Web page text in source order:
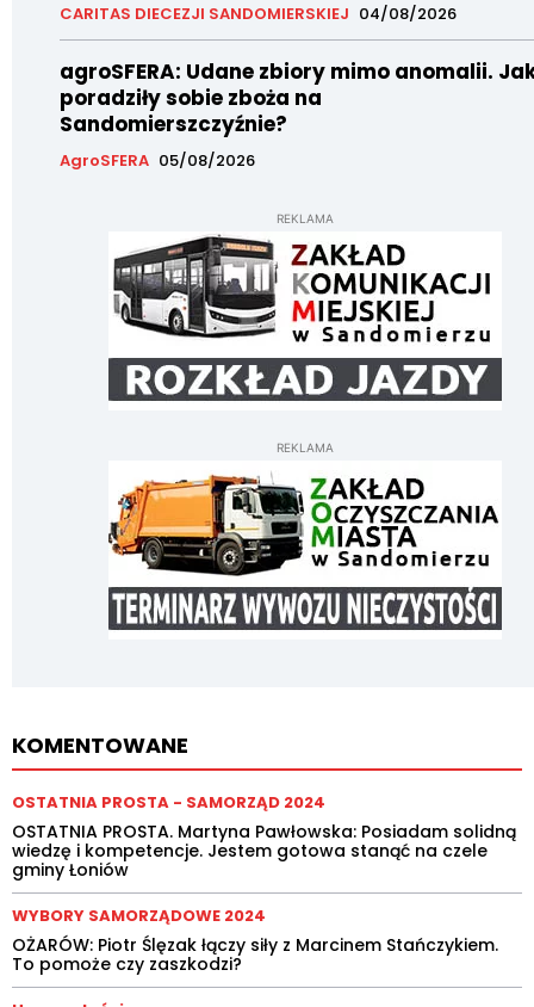
CARITAS DIECEZJI SANDOMIERSKIEJ 04/08/2026
agroSFERA: Udane zbiory mimo anomalii.
poradziły sobie zboża na
Sandomierszczyźnie?
AgroSFERA 05/08/2026
REKLAMA
REKLAMA
KOMENTOWANE
OSTATNIA PROSTA - SAMORZĄD 2024
OSTATNIA PROSTA. Martyna Pawłowska: Posiadam solidną
wiedzę i kompetencje. Jestem gotowa stanąć na czele
gminy Łoniów
WYBORY SAMORZĄDOWE 2024
OŻARÓW: Piotr Ślęzak łączy siły z Marcinem Stańczykiem.
To pomoże czy zaszkodzi?